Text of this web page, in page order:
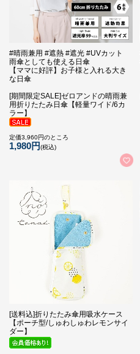
#晴雨兼用 #遮熱 #遮光 #UVカット
雨傘としても使える日傘
【ママに好評】お子様と入れる大き
な日傘
[期間限定SALE]ゼロアンドの晴雨兼
用折りたたみ日傘【軽量ワイド/6カ
ラー】
定価3,960円のところ
1,980円(税込)
[送料込]折りたたみ傘用吸水ケース
【ポーチ型/しゅわしゅわレモンサイ
ダー】